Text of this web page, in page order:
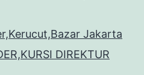
Jakarta
DIREKTUR